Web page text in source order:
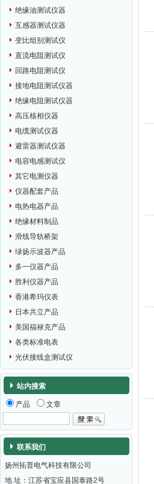
绝缘油测试仪器
互感器测试仪器
变比组别测试仪
直流电阻测试仪
回路电阻测试仪
接地电阻测试仪器
绝缘电阻测试仪器
高压核相仪器
电缆测试仪器
避雷器测试仪器
电容电感测试仪
其它电测仪器
仪器配套产品
电热电器产品
绝缘材料制品
滑线导轨桥架
绿扬示波器产品
多一仪器产品
胜利仪器产品
香港希玛仪表
日本共立产品
美国福禄克产品
各类标准电表
光伏接线盒测试仪
站内搜索
产品 文章
联系我们
扬州拓普电气科技有限公司
地 址：江苏省宝应县国泰路2号